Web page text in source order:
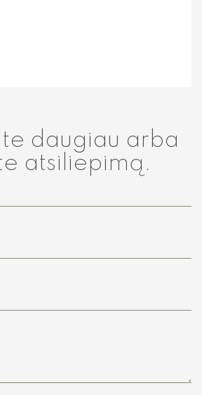
daugiau arba
atsiliepimą.